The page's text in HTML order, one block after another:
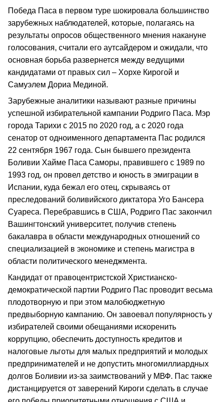
Победа Паса в первом туре шокировала большинство
зарубежных наблюдателей, которые, полагаясь на
результаты опросов общественного мнения накануне
голосования, считали его аутсайдером и ожидали, что
основная борьба развернется между ведущими
кандидатами от правых сил – Хорхе Кирогой и
Самуэлем Дориа Мединой.
Зарубежные аналитики называют разные причины
успешной избирательной кампании Родриго Паса. Мэр
города Тарихи с 2015 по 2020 год, а с 2020 года
сенатор от одноименного департамента Пас родился
22 сентября 1967 года. Сын бывшего президента
Боливии Хайме Паса Саморы, правившего с 1989 по
1993 год, он провел детство и юность в эмиграции в
Испании, куда бежал его отец, скрываясь от
преследований боливийского диктатора Уго Бансера
Суареса. Перебравшись в США, Родриго Пас закончил
Вашингтонский университет, получив степень
бакалавра в области международных отношений со
специализацией в экономике и степень магистра в
области политического менеджмента.
Кандидат от правоцентристской Христианско-
демократической партии Родриго Пас проводит весьма
плодотворную и при этом малобюджетную
предвыборную кампанию. Он завоевал популярность у
избирателей своими обещаниями искоренить
коррупцию, обеспечить доступность кредитов и
налоговые льготы для малых предприятий и молодых
предпринимателей и не допустить многомиллиардных
долгов Боливии из-за заимствований у МВФ. Пас также
дистанцируется от заверений Кироги сделать в случае